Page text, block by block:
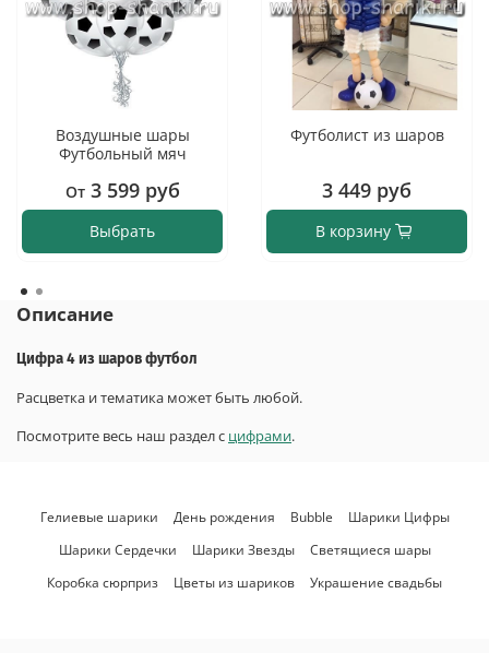
Воздушные шары
Футбольный мяч
От3 599 руб
Выбрать
Футболист из шаров
3 449 руб
В корзину
Описание
Цифра 4 из шаров футбол
Расцветка и тематика может быть любой.
Посмотрите весь наш раздел с цифрами.
Гелиевые шарики День рождения Bubble
Шарики Цифры
Шарики Сердечки
Шарики Звезды
Светящиеся шары
Коробка сюрприз
Цветы из шариков Украшение свадьбы